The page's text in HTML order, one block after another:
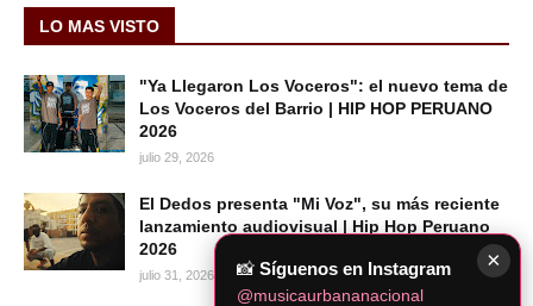
LO MAS VISTO
"Ya Llegaron Los Voceros": el nuevo tema de
Los Voceros del Barrio | HIP HOP PERUANO
2026
julio 29, 2026
El Dedos presenta "Mi Voz", su más reciente
lanzamiento audiovisual | Hip Hop Peruano
2026
julio 31, 2026
×
📸 Síguenos en Instagram
@musicaurbananacional